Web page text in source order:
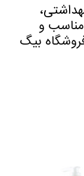
،
و
بیگ